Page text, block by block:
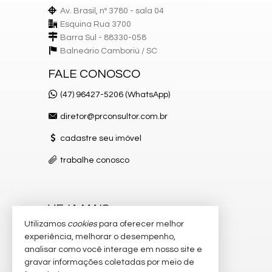
Banheiro Social
Características do Empreendimento
Sala de Jogos
Espaço Fitness
Brinquedoteca
Av. Brasil, nº 3780 - sala 04
Esquina Rua 3700
Barra Sul - 88330-058
Balneário Camboriú / SC
FALE CONOSCO
(47) 96427-5206 (WhatsApp)
diretor@prconsultor.com.br
cadastre seu imóvel
trabalhe conosco
VEJA MAIS
receba nosso newsletter
indicadores financeiros
Utilizamos cookiespara oferecer melhor
experiência, melhorar o desempenho,
analisar como você interage em nosso site e
gravar informações coletadas por meio de